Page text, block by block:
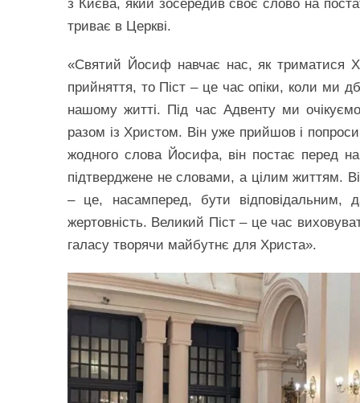
з Києва, який зосередив своє слово на
триває в Церкві.
«Святий Йосиф навчає нас, як триматися
прийняття, то Піст – це час опіки, коли ми
нашому житті. Під час Адвенту ми
разом із Христом. Він уже прийшов і
жодного слова Йосифа, він постає перед
підтверджене не словами, а цілим життям.
– це, насамперед, бути
жертовність. Великий Піст – це час
галасу творячи майбутнє для Христа».